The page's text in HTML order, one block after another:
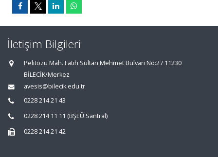
İletişim Bilgileri
Pelitözü Mah. Fatih Sultan Mehmet Bulvarı No:27 11230
BİLECİK/Merkez
avesis@bilecik.edu.tr
0228 214 21 43
0228 214 11 11 (BŞEÜ Santral)
0228 214 21 42